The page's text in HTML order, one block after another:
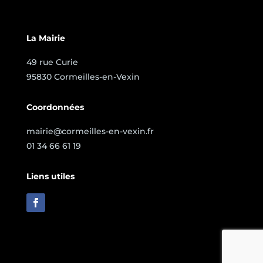
La Mairie
49 rue Curie
95830 Cormeilles-en-Vexin
Coordonnées
mairie@cormeilles-en-vexin.fr
01 34 66 61 19
Liens utiles